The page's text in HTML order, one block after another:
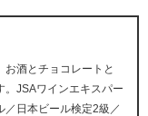
酒とチョコレートと
。JSAワインエキスパー
／日本ビール検定2級／